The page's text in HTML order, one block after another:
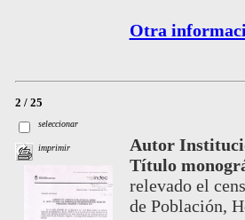
Otra
2 / 25
seleccionar
imprimir Autor
Título
relevado el
de Población,